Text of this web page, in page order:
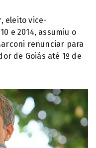
, eleito vice-
e 2014, assumiu o
renunciar para
de Goiás até 1º de